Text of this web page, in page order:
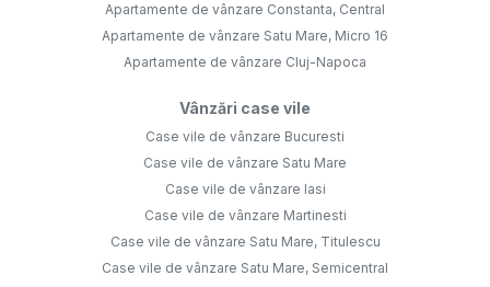
Apartamente de vânzare Constanta, Central
Apartamente de vânzare Satu Mare, Micro 16
Apartamente de vânzare Cluj-Napoca
Vânzări case vile
Case vile de vânzare Bucuresti
Case vile de vânzare Satu Mare
Case vile de vânzare Iasi
Case vile de vânzare Martinesti
Case vile de vânzare Satu Mare, Titulescu
Case vile de vânzare Satu Mare, Semicentral